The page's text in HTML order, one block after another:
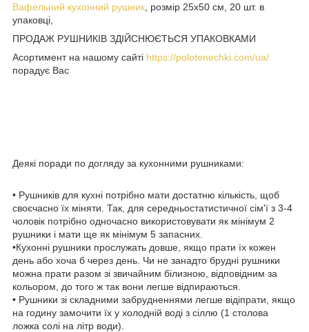
Вафельний кухонний рушник , розмір 25х50 см, 20 шт. в
упаковці,
ПРОДАЖ РУШНИКІВ ЗДІЙСНЮЄТЬСЯ УПАКОВКАМИ
Асортимент на нашому сайті https://polotenechki.com/ua/
порадує Вас
Деякі поради по догляду за кухонними рушниками:
• Рушників для кухні потрібно мати достатню кількість, щоб
своєчасно їх міняти. Так, для середньостатистичної сім'ї з 3-4
чоловік потрібно одночасно використовувати як мінімум 2
рушники і мати ще як мінімум 5 запасних.
•Кухонні рушники прослужать довше, якщо прати їх кожен
день або хоча б через день. Чи не занадто брудні рушники
можна прати разом зі звичайним білизною, відповідним за
кольором, до того ж так вони легше відпираються.
• Рушники зі складними забрудненнями легше відіпрати, якщо
на годину замочити їх у холодній воді з сіллю (1 столова
ложка солі на літр води).